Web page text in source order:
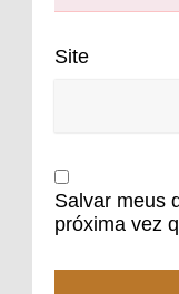
Site
Salvar meus
próxima vez